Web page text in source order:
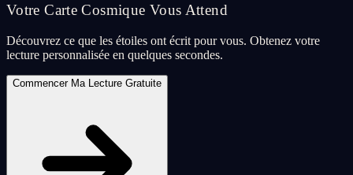
Votre Carte Cosmique Vous Attend
Découvrez ce que les étoiles ont écrit pour vous. Obtenez votre
lecture personnalisée en quelques secondes.
Commencer Ma Lecture Gratuite